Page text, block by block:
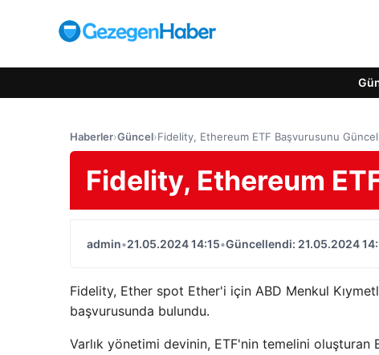
Haberler›Güncel›Fidelity, Ethereum ETF Başvurusunu
Fidelity, Ethereum
admin•21.05.2024 14:15•Güncellendi: 21.05.2024
Fidelity, Ether spot Ether'i için ABD Menkul
başvurusunda bulundu.
Varlık yönetimi devinin, ETF'nin temelini